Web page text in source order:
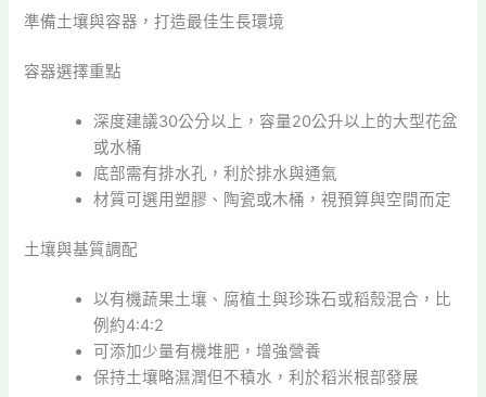
準備土壤與容器，打造最佳生長環境
容器選擇重點
深度建議30公分以上，容量20公升以上的大型花盆
或水桶
底部需有排水孔，利於排水與通氣
材質可選用塑膠、陶瓷或木桶，視預算與空間而定
土壤與基質調配
以有機蔬果土壤、腐植土與珍珠石或稻殼混合，比
例約4:4:2
可添加少量有機堆肥，增強營養
保持土壤略濕潤但不積水，利於稻米根部發展